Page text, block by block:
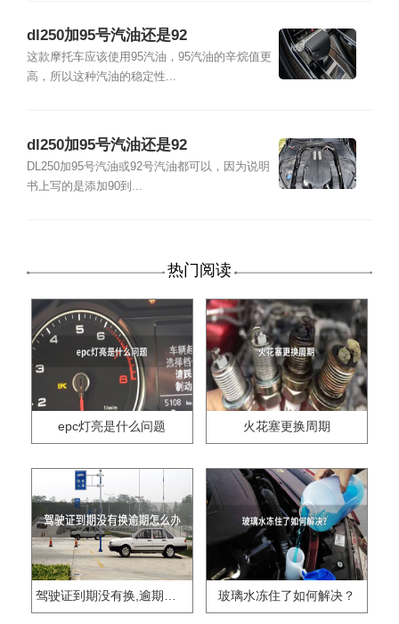
dl250加95号汽油还是92
这款摩托车应该使用95汽油，95汽油的辛烷值更
高，所以这种汽油的稳定性...
dl250加95号汽油还是92
DL250加95号汽油或92号汽油都可以，因为说明
书上写的是添加90到...
热门阅读
epc灯亮是什么问题 火花塞更换周期
驾驶证到期没有换,逾期怎么办?? 玻璃水冻住了如何解决？